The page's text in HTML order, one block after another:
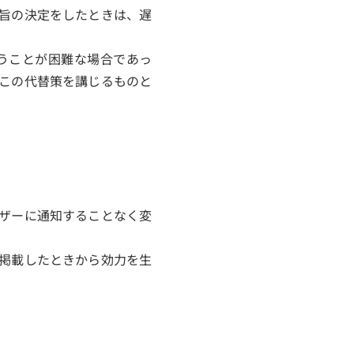
の決定をしたときは、遅
ことが困難な場合であっ
の代替策を講じるものと
ーに通知することなく変
載したときから効力を生